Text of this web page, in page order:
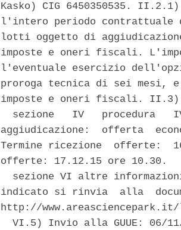
Kasko) CIG 6450350535.
l'intero periodo
lotti oggetto di
imposte e oneri fiscali.
l'eventuale esercizio
proroga tecnica di sei mesi,
imposte e oneri fiscali. II.3)
sezione   IV   procedura
aggiudicazione:  offerta
Termine ricezione  offerte:
offerte: 17.12.15 ore 10.30.
sezione VI altre
indicato si rinvia  alla
http://
VI.5) Invio alla GUUE: 06/